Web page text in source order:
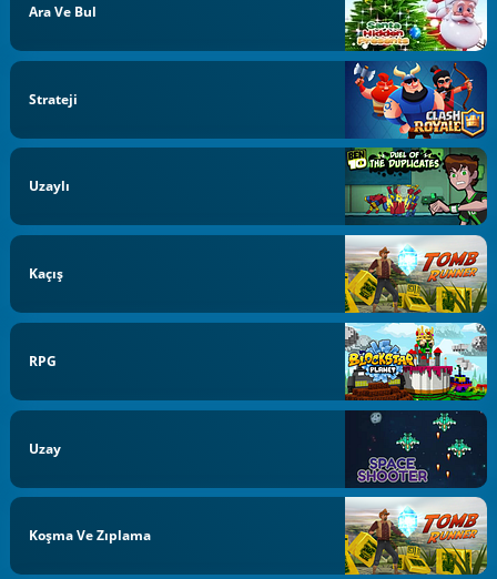
Ara Ve Bul
Strateji
Uzaylı
Kaçış
RPG
Uzay
Koşma Ve Zıplama